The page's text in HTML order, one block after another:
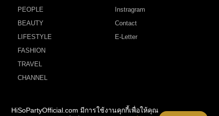
PEOPLE
BEAUTY
LIFESTYLE
FASHION
TRAVEL
CHANNEL
Instragram
Contact
E-Letter
HiSoPartyOfficial.com มีการใช้งานคุกกี้เพื่อให้คุณ